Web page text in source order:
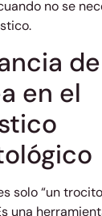
no se
en el
solo “un
una